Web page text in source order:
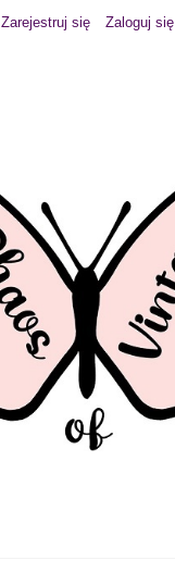
Zarejestruj się Zaloguj się